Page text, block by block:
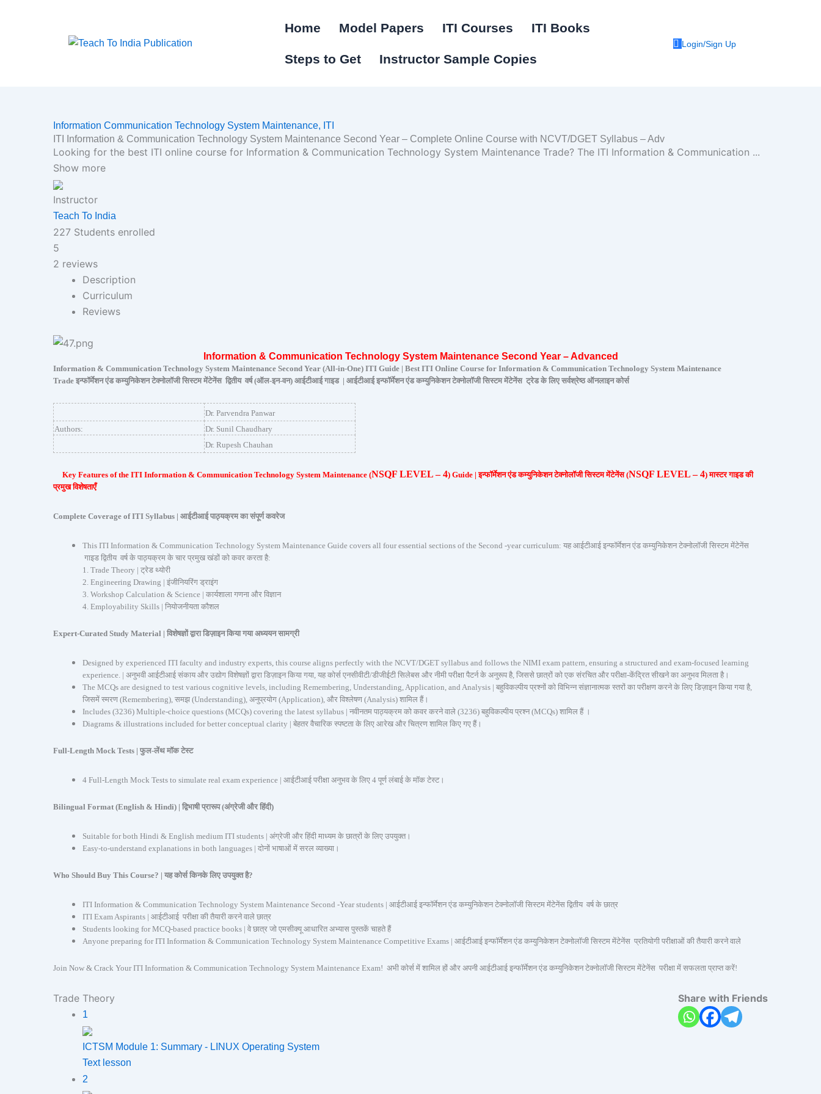
Home Model Papers ITI Courses ITI Books
Steps to Get Instructor Sample Copies
Login/Sign Up
Information Communication Technology System Maintenance, ITI
ITI Information & Communication Technology System Maintenance Second Year – Complete Online Course with NCVT/DGET Syllabus – Adv
Looking for the best ITI online course for Information & Communication Technology System Maintenance Trade? The ITI Information & Communication ...
Show more
Instructor
Teach To India
227 Students enrolled
5
2 reviews
Description
Curriculum
Reviews
Information & Communication Technology System Maintenance Second Year – Advanced
Information & Communication Technology System Maintenance Second Year (All-in-One) ITI Guide | Best ITI Online Course for Information & Communication Technology System Maintenance
Trade इन्फॉर्मेशन एंड कम्युनिकेशन टेक्नोलॉजी सिस्टम मेंटेनेंस द्वितीय वर्ष (ऑल-इन-वन) आईटीआई गाइड | आईटीआई इन्फॉर्मेशन एंड कम्युनिकेशन टेक्नोलॉजी सिस्टम मेंटेनेंस ट्रेड के लिए सर्वश्रेष्ठ ऑनलाइन कोर्स
Dr. Parvendra Panwar
Authors:
Dr. Sunil Chaudhary
Dr. Rupesh Chauhan
Key Features of the ITI Information & Communication Technology System Maintenance (NSQF LEVEL – 4) Guide | इन्फॉर्मेशन एंड कम्युनिकेशन टेक्नोलॉजी सिस्टम मेंटेनेंस (NSQF LEVEL – 4) मास्टर गाइड की
प्रमुख विशेषताएँ
Complete Coverage of ITI Syllabus | आईटीआई पाठ्यक्रम का संपूर्ण कवरेज
This ITI Information & Communication Technology System Maintenance Guide covers all four essential sections of the Second -year curriculum: यह आईटीआई इन्फॉर्मेशन एंड कम्युनिकेशन टेक्नोलॉजी सिस्टम मेंटेनेंस
गाइड द्वितीय वर्ष के पाठ्यक्रम के चार प्रमुख खंडों को कवर करता है:
1. Trade Theory | ट्रेड थ्योरी
2. Engineering Drawing | इंजीनियरिंग ड्राइंग
3. Workshop Calculation & Science | कार्यशाला गणना और विज्ञान
4. Employability Skills | नियोजनीयता कौशल
Expert-Curated Study Material | विशेषज्ञों द्वारा डिज़ाइन किया गया अध्ययन सामग्री
Designed by experienced ITI faculty and industry experts, this course aligns perfectly with the NCVT/DGET syllabus and follows the NIMI exam pattern, ensuring a structured and exam-focused learning
experience. | अनुभवी आईटीआई संकाय और उद्योग विशेषज्ञों द्वारा डिज़ाइन किया गया, यह कोर्स एनसीवीटी/डीजीईटी सिलेबस और नीमी परीक्षा पैटर्न के अनुरूप है, जिससे छात्रों को एक संरचित और परीक्षा-केंद्रित सीखने का अनुभव मिलता है।
The MCQs are designed to test various cognitive levels, including Remembering, Understanding, Application, and Analysis | बहुविकल्पीय प्रश्नों को विभिन्न संज्ञानात्मक स्तरों का परीक्षण करने के लिए डिज़ाइन किया गया है,
जिसमें स्मरण (Remembering), समझ (Understanding), अनुप्रयोग (Application), और विश्लेषण (Analysis) शामिल हैं।
Includes (3236) Multiple-choice questions (MCQs) covering the latest syllabus | नवीनतम पाठ्यक्रम को कवर करने वाले (3236) बहुविकल्पीय प्रश्न (MCQs) शामिल हैं ।
Diagrams & illustrations included for better conceptual clarity | बेहतर वैचारिक स्पष्टता के लिए आरेख और चित्रण शामिल किए गए हैं।
Full-Length Mock Tests | फुल-लेंथ मॉक टेस्ट
4 Full-Length Mock Tests to simulate real exam experience | आईटीआई परीक्षा अनुभव के लिए 4 पूर्ण लंबाई के मॉक टेस्ट।
Bilingual Format (English & Hindi) | द्विभाषी प्रारूप (अंग्रेजी और हिंदी)
Suitable for both Hindi & English medium ITI students | अंग्रेजी और हिंदी माध्यम के छात्रों के लिए उपयुक्त।
Easy-to-understand explanations in both languages | दोनों भाषाओं में सरल व्याख्या।
Who Should Buy This Course? | यह कोर्स किनके लिए उपयुक्त है?
ITI Information & Communication Technology System Maintenance Second -Year students | आईटीआई इन्फॉर्मेशन एंड कम्युनिकेशन टेक्नोलॉजी सिस्टम मेंटेनेंस द्वितीय वर्ष के छात्र
ITI Exam Aspirants | आईटीआई परीक्षा की तैयारी करने वाले छात्र
Students looking for MCQ-based practice books | वे छात्र जो एमसीक्यू आधारित अभ्यास पुस्तकें चाहते हैं
Anyone preparing for ITI Information & Communication Technology System Maintenance Competitive Exams | आईटीआई इन्फॉर्मेशन एंड कम्युनिकेशन टेक्नोलॉजी सिस्टम मेंटेनेंस प्रतियोगी परीक्षाओं की तैयारी करने वाले
Join Now & Crack Your ITI Information & Communication Technology System Maintenance Exam! अभी कोर्स में शामिल हों और अपनी आईटीआई इन्फॉर्मेशन एंड कम्युनिकेशन टेक्नोलॉजी सिस्टम मेंटेनेंस परीक्षा में सफलता प्राप्त करें!
Share with Friends
Trade Theory
1
ICTSM Module 1: Summary - LINUX Operating System
Text lesson
2